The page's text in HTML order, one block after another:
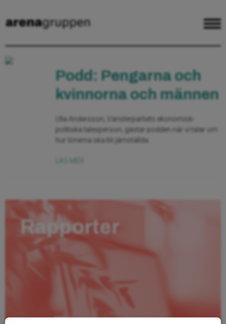
Podd: Pengarna och
kvinnorna och männen
Ulla Andersson, Vänsterpartiets ekonomisk-
politiska talesperson, gästar podden när vi talar om
hur lönerna ska bli jämställda.
Rapporter